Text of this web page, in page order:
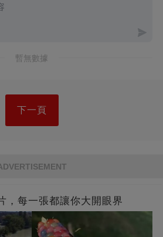
暫無數據
下一頁
，每一張都讓你大開眼界